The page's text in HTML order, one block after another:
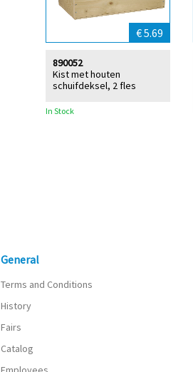
€ 5.69
Kist met houten
schuifdeksel, 2 fles
890052
In Stock
General
Terms and Conditions
History
Fairs
Catalog